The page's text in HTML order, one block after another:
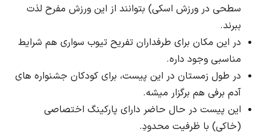
سطحی در ورزش اسکی) بتوانند از این ورزش مفرح لذت
ببرند.
در این مکان برای طرفداران تفریح تیوب سواری هم شرایط
مناسبی وجود داره.
در طول زمستان در این پیست، برای کودکان جشنواره های
آدم برفی هم برگزار میشه.
این پیست در حال حاضر دارای پارکینگ اختصاصی
(خاکی) با ظرفیت محدودِ.